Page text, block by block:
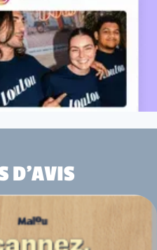
D'AVIS
clients authentiques
simples et